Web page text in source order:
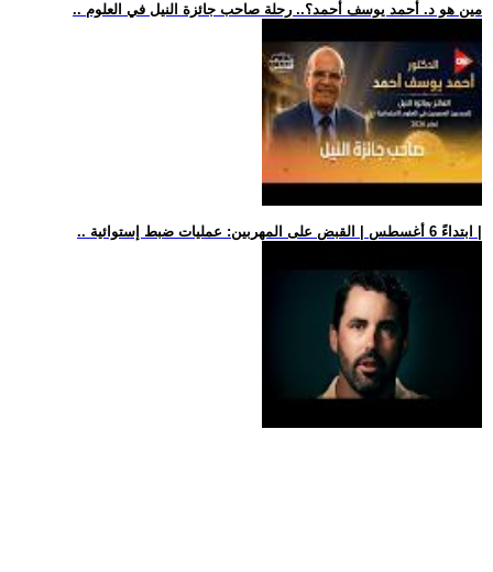
.. مين هو د. أحمد يوسف أحمد؟.. رحلة صاحب جائزة النيل في العلوم